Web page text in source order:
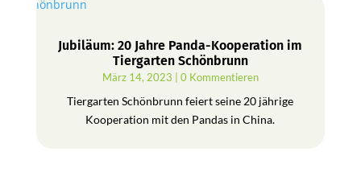
Jubiläum: 20 Jahre Panda-Kooperation im
Tiergarten Schönbrunn
März 14, 2023 | 0 Kommentieren
Tiergarten Schönbrunn feiert seine 20 jährige
Kooperation mit den Pandas in China.